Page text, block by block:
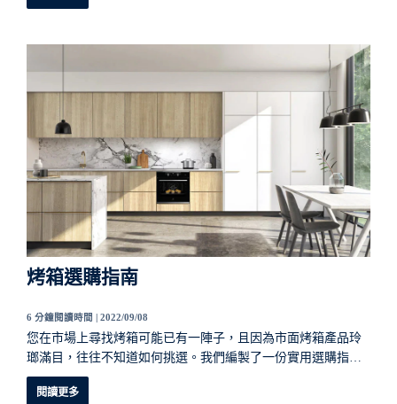
烤箱選購指南
6 分鐘閱讀時間 | 2022/09/08
您在市場上尋找烤箱可能已有一陣子，且因為市面烤箱產品玲
瑯滿目，往往不知道如何挑選。我們編製了一份實用選購指南
以協助您為自己和家庭選擇適合您的烤箱。 擁有一台嵌入式烤
箱的優點是能夠放在您規劃的系統櫥櫃中。
閱讀更多